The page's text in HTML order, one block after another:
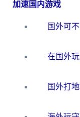
加速国内游戏